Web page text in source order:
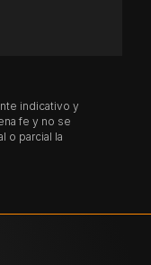
°F),
indicativo y
fe y no se
o parcial la